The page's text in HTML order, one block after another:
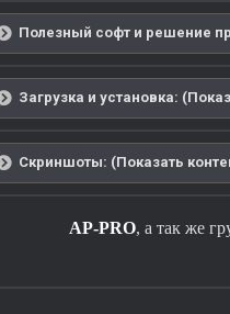
Полезный софт и решение
Загрузка и установка:
Скриншоты: (Показать
AP-PRO, а так же